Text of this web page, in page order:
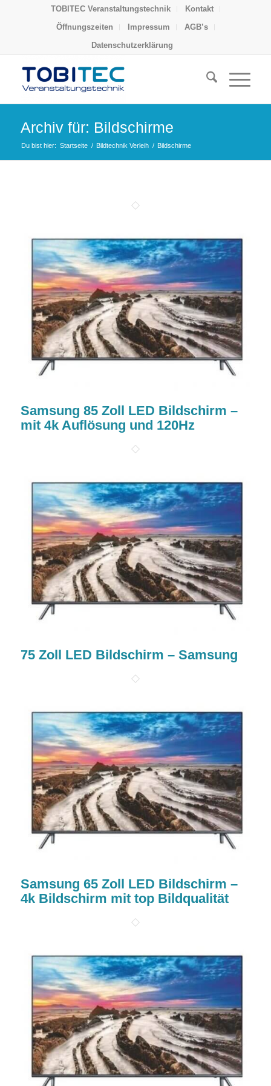
TOBITEC Veranstaltungstechnik
Kontakt
Öffnungszeiten
Impressum
AGB’s
Datenschutzerklärung
Archiv für: Bildschirme
Du bist hier: Startseite / Bildtechnik Verleih / Bildschirme
Samsung 85 Zoll LED Bildschirm –
mit 4k Auflösung und 120Hz
75 Zoll LED Bildschirm – Samsung
Samsung 65 Zoll LED Bildschirm –
4k Bildschirm mit top Bildqualität